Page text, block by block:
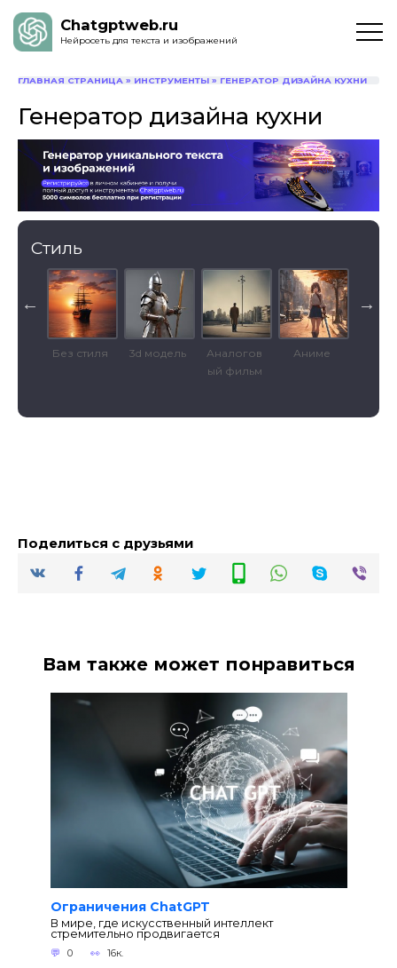
Chatgptweb.ru
Нейросеть для текста и изображений
ГЛАВНАЯ СТРАНИЦА » ИНСТРУМЕНТЫ » ГЕНЕРАТОР ДИЗАЙНА КУХНИ
Генератор дизайна кухни
Стиль
Без стиля 3d модель
Аналогов
ый фильм
Аниме
Поделиться с друзьями
Вам также может понравиться
Ограничения ChatGPT
В мире, где искусственный интеллект
стремительно продвигается
0 16к.